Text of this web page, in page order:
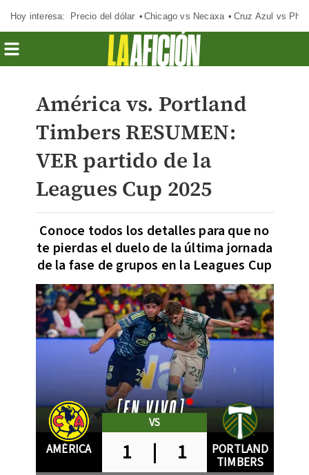
Hoy interesa: Precio del dólar Chicago vs Necaxa Cruz Azul vs
América vs. Portland
Timbers RESUMEN:
VER partido de la
Leagues Cup 2025
Conoce todos los detalles para que no
te pierdas el duelo de la última jornada
de la fase de grupos en la Leagues Cup
VS
AMÉRICA 1 | 1 PORTLAND
TIMBERS